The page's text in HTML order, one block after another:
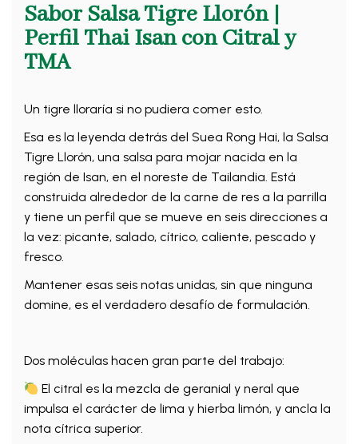
Sabor Salsa Tigre Llorón |
Perfil Thai Isan con Citral y
TMA
Un tigre lloraría si no pudiera comer esto.
Esa es la leyenda detrás del Suea Rong Hai, la Salsa
Tigre Llorón, una salsa para mojar nacida en la
región de Isan, en el noreste de Tailandia. Está
construida alrededor de la carne de res a la parrilla
y tiene un perfil que se mueve en seis direcciones a
la vez: picante, salado, cítrico, caliente, pescado y
fresco.
Mantener esas seis notas unidas, sin que ninguna
domine, es el verdadero desafío de formulación.
Dos moléculas hacen gran parte del trabajo:
El citral es la mezcla de geranial y neral que
impulsa el carácter de lima y hierba limón, y ancla la
nota cítrica superior.